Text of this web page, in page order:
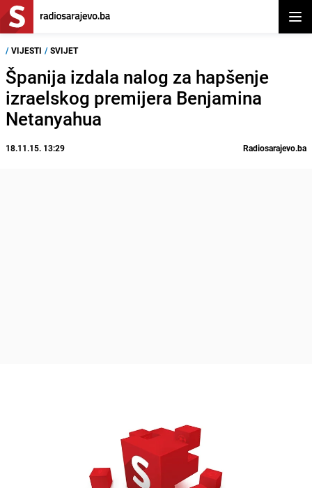
/ VIJESTI / SVIJET
Španija izdala nalog za hapšenje
izraelskog premijera Benjamina
Netanyahua
18.11.15. 13:29 Radiosarajevo.ba